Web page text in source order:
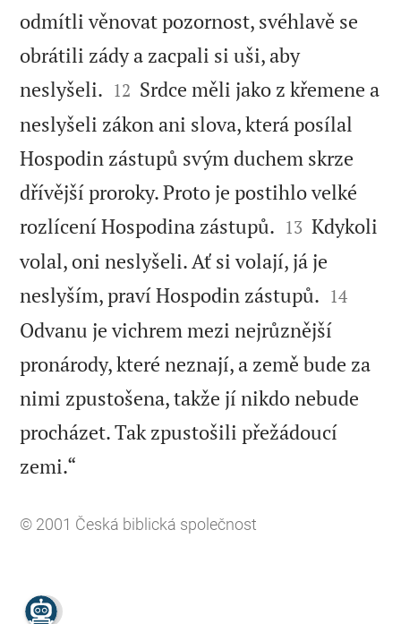
odmítli věnovat pozornost, svéhlavě se
obrátili zády a zacpali si uši, aby
neslyšeli. 

12 Srdce měli jako z křemene a
neslyšeli zákon ani slova, která posílal
Hospodin zástupů svým duchem skrze
dřívější proroky. Proto je postihlo velké
rozlícení Hospodina zástupů. 

13 Kdykoli
volal, oni neslyšeli. Ať si volají, já je
neslyším, praví Hospodin zástupů. 

14
Odvanu je vichrem mezi nejrůznější
pronárody, které neznají, a země bude za
nimi zpustošena, takže jí nikdo nebude
procházet. Tak zpustošili přežádoucí
zemi.“
© 2001 Česká biblická společnost